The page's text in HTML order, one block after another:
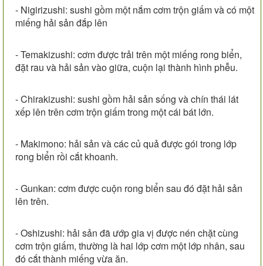
- Nigirizushi: sushi gồm một nắm cơm trộn giấm và có một
miếng hải sản đắp lên
- Temakizushi: cơm được trải trên một miếng rong biển,
đặt rau và hải sản vào giữa, cuộn lại thành hình phễu.
- Chirakizushi: sushi gồm hải sản sống và chín thái lát
xếp lên trên cơm trộn giấm trong một cái bát lớn.
- Makimono: hải sản và các củ quả được gói trong lớp
rong biển rồi cắt khoanh.
- Gunkan: cơm được cuộn rong biển sau đó đặt hải sản
lên trên.
- Oshizushi: hải sản đã ướp gia vị được nén chặt cùng
cơm trộn giấm, thường là hai lớp cơm một lớp nhân, sau
đó cắt thành miếng vừa ăn.